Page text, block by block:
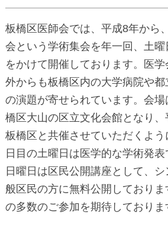
板橋区医師会では、平成8年から
会という学術集会を年一回、土
をかけて開催しております。医
外からも板橋区内の大学病院や
の演題が寄せられています。会
橋区大山の区立文化会館となり
板橋区と共催させていただくよ
日目の土曜日は医学的な学術発
日曜日は区民公開講座として、
般区民の方に無料公開しておりま
の多数のご参加を期待しておりま